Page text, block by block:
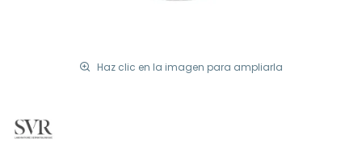
Haz clic en la imagen para ampliarla